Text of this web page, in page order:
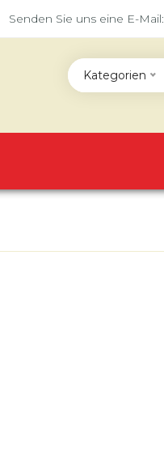
Senden Sie uns eine E-Mail:
Kategorien